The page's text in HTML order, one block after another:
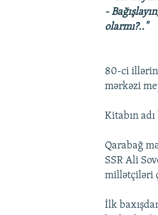
-
olarmı?.."
80-ci illərin
mərkəzi
Kitabın
Qarabağ
SSR Ali
millətçiləri
İlk